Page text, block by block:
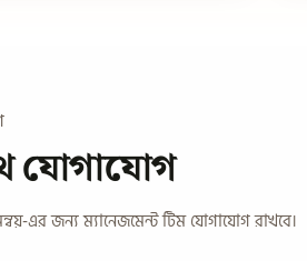
যোগাযোগ
এর জন্য ম্যানেজমেন্ট টিম যোগাযোগ রাখবে।